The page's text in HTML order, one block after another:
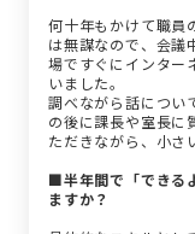
何十年もかけて職員
は無謀なので、会議
場ですぐにインター
いました。
調べながら話につい
の後に課長や室長に
ただきながら、小さ
■半年間で「できる
ますか？